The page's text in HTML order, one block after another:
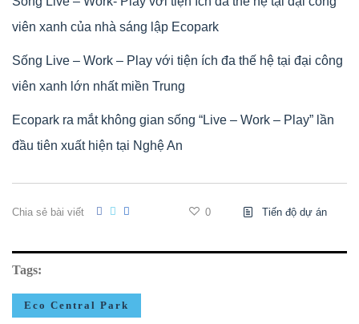
viên xanh của nhà sáng lập Ecopark
Sống Live – Work – Play với tiện ích đa thế hệ tại đại công
viên xanh lớn nhất miền Trung
Ecopark ra mắt không gian sống “Live – Work – Play” lần
đầu tiên xuất hiện tại Nghệ An
Chia sẻ bài viết 0 Tiến độ dự án
Tags:
Eco Central Park